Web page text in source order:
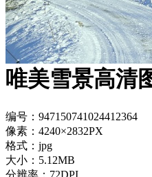
唯美雪景高清
编号：947150741024412364
像素：4240×2832PX
格式：jpg
大小：5.12MB
分辨率：72DPI